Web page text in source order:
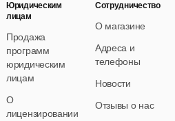
Юридическим
лицам
Продажа
программ
юридическим
лицам
О
лицензировании
Сотрудничество
О магазине
Адреса и
телефоны
Новости
Отзывы о нас